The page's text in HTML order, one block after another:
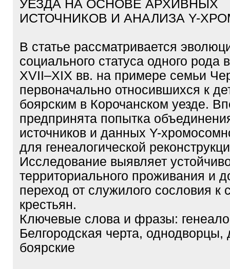
УЕЗДА НА ОСНОВЕ АРХИВНЫХ
ИСТОЧНИКОВ И АНАЛИЗА Y-
В статье рассматривается
социального статуса одного рода
XVII–XIX вв. на примере семьи
первоначально относившихся к
боярским в Корочанском уезде.
предпринята попытка
источников и данных Y-
для генеалогической
Исследование выявляет
территориального проживания и
переход от служилого сословия к
крестьян.
Ключевые слова и фразы:
Белгородская черта, однодворцы,
боярские